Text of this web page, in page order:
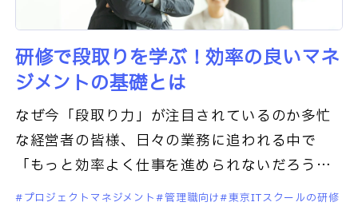
研修で段取りを学ぶ！効率の良いマネ
ジメントの基礎とは
なぜ今「段取り力」が注目されているのか多忙
な経営者の皆様、日々の業務に追われる中で
「もっと効率よく仕事を進められないだろう
か」と感じることはありませんか？特に中小企
プロジェクトマネジメント 管理職向け 東京ITスクールの研修